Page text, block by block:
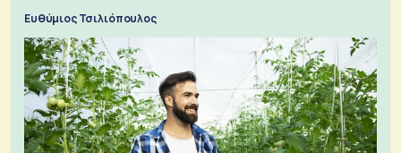
Ευθύμιος Τσιλιόπουλος